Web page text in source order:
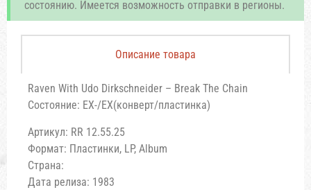
состоянию. Имеется возможность отправки в регионы.
Описание товара
Raven With Udo Dirkschneider – Break The Chain
Состояние: EX-/EX(конверт/пластинка)
Артикул: RR 12.55.25
Формат: Пластинки, LP, Album
Страна:
Дата релиза: 1983